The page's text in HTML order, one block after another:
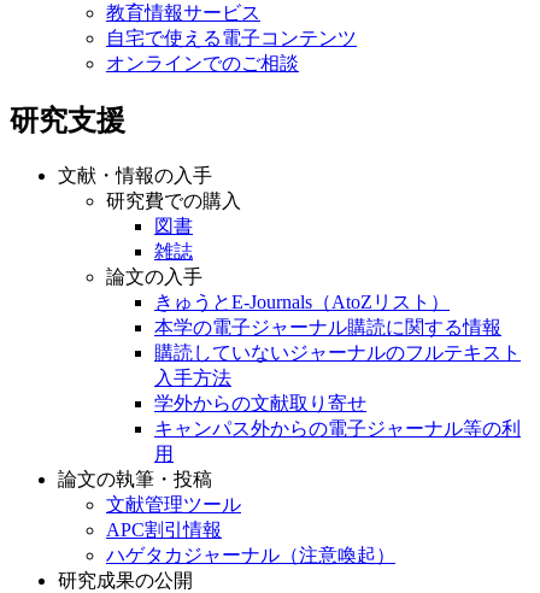
教育情報サービス
自宅で使える電子コンテンツ
オンラインでのご相談
研究支援
文献・情報の入手
研究費での購入
図書
雑誌
論文の入手
きゅうとE-Journals（AtoZリスト）
本学の電子ジャーナル購読に関する情報
購読していないジャーナルのフルテキスト
入手方法
学外からの文献取り寄せ
キャンパス外からの電子ジャーナル等の利
用
論文の執筆・投稿
文献管理ツール
APC割引情報
ハゲタカジャーナル（注意喚起）
研究成果の公開